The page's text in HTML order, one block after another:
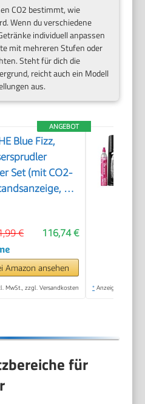
CO2 bestimmt, wie
Wenn du verschiedene
individuell anpassen
mit mehreren Stufen oder
Steht für dich die
reicht auch ein Modell
aus.
ANGEBOT
Blue Fizz,
Set (mit CO2-
3
1x 0,85l
+
31947K00
116,74 €
€
Amazon ansehen
MwSt., zzgl. Versandkosten * Anzeige
für